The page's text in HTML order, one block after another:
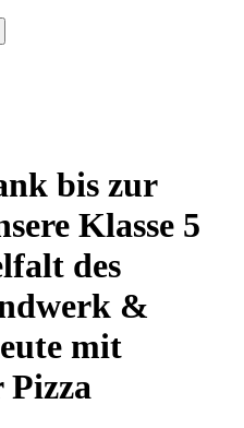
bis zur
Klasse 5
des
&
mit
Pizza